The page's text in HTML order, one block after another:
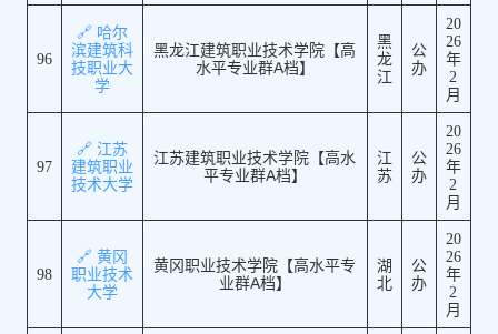
96
🔗 哈尔
滨建筑科
技职业大
学
黑龙江建筑职业技术学院【高
水平专业群A档】
黑
龙
江
公
办
20
26
年
2
月
97
🔗 江苏
建筑职业
技术大学
江苏建筑职业技术学院【高水
平专业群A档】
江
苏
公
办
20
26
年
2
月
98
🔗 黄冈
职业技术
大学
黄冈职业技术学院【高水平专
业群A档】
湖
北
公
办
20
26
年
2
月